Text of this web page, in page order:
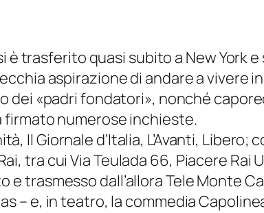
trasferito quasi subito a New York
aspirazione di andare a vivere
«padri fondatori», nonché
firmato numerose inchieste.
, Il Giornale d’Italia, L’Avanti, Libero;
tra cuiVia Teulada 66, Piacere Rai
trasmesso dall’allora Tele Monte
– e, in teatro, la commedia